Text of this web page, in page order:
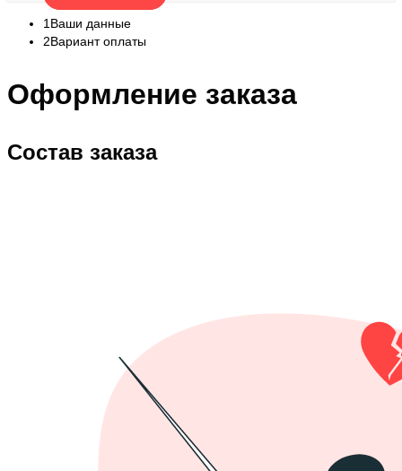
1 Ваши данные
2Вариант оплаты
Оформление заказа
Состав заказа